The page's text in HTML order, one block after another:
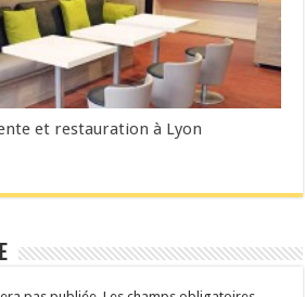
et restauration à Lyon